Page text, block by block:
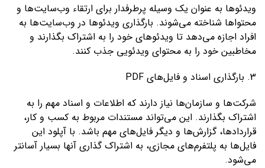
ویدئوها به عنوان یک وسیله پرطرفدار برای ارتقاء وب‌سایت‌ها و
محتواها شناخته می‌شوند. بارگذاری ویدئوها در وب‌سایت‌ها به
افراد اجازه می‌دهد تا ویدئوهای خود را به اشتراک بگذارند و
مخاطبین خود را به محتوای ویدئویی جذب کنند.
3. بارگذاری اسناد و فایل‌های PDF
شرکت‌ها و سازمان‌ها نیاز دارند که اطلاعات و اسناد مهم را به
اشتراک بگذارند. این می‌تواند مستندات مربوط به کسب و کار،
قراردادها، گزارش‌ها و دیگر فایل‌های مهم باشد. با آپلود این
فایل‌ها به پلتفرم‌های مجازی، به اشتراک گذاری آنها بسیار آسانتر
می‌شود.